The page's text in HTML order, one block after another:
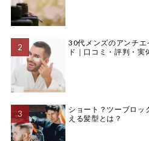
30代メンズのアンチ
ド｜口コミ・評判・実
ショート？ツーブロッ
える髪型とは？